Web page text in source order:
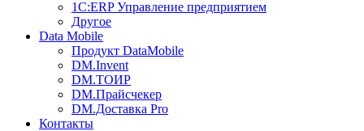
1С:ERP Управление предприятием
Другое
Data Mobile
Продукт DataMobile
DM.Invent
DM.ТОИР
DM.Прайсчекер
DM.Доставка Pro
Контакты